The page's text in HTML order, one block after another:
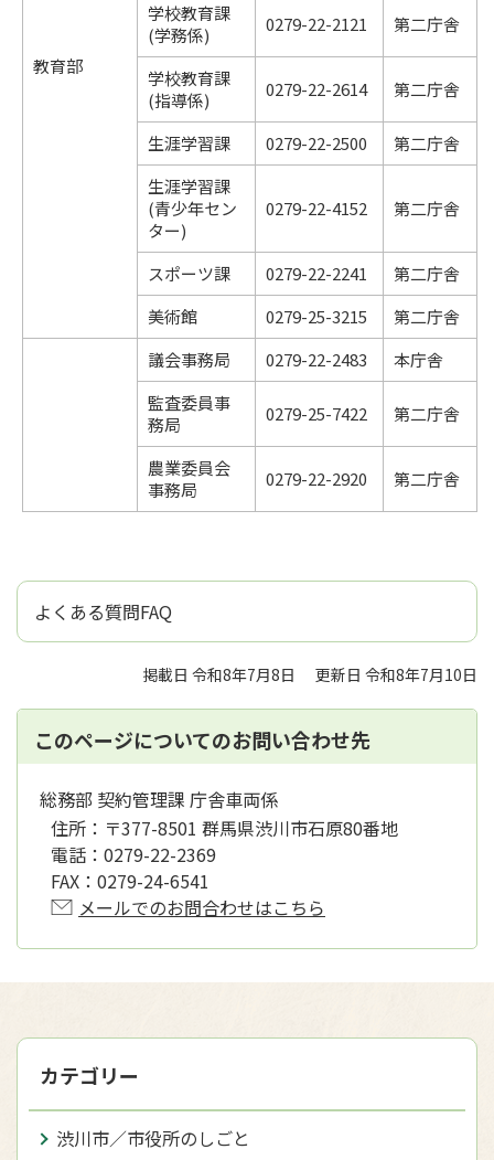
教育部
学校教育課
(学務係)
0279-22-2121 第二庁舎
学校教育課
(指導係)
0279-22-2614 第二庁舎
生涯学習課 0279-22-2500
第二庁舎
生涯学習課
(青少年セン
ター)
0279-22-4152 第二庁舎
スポーツ課 0279-22-2241
第二庁舎
美術館
0279-25-3215
第二庁舎
議会事務局
0279-22-2483
本庁舎
監査委員事
務局
0279-25-7422 第二庁舎
農業委員会
事務局
0279-22-2920 第二庁舎
よくある質問FAQ
掲載日 令和8年7月8日 更新日 令和8年7月10日
このページについてのお問い合わせ先
総務部 契約管理課 庁舎車両係
住所： 〒377-8501 群馬県渋川市石原80番地
電話： 0279-22-2369
FAX： 0279-24-6541
メールでのお問合わせはこちら
カテゴリー
渋川市／市役所のしごと